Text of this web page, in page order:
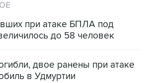
при атаке БПЛА под
до 58 человек
двое ранены при атаке
в Удмуртии